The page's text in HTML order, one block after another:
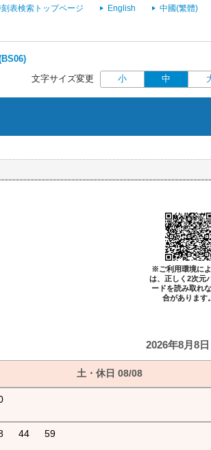
表検索トップページ English 中國(繁體)
文字サイズ変更 小 中
※ご利用環境に
は、正しく2次元
ードを読み取れ
合があります。
2026年8月8
土・休日 08/08
44 59